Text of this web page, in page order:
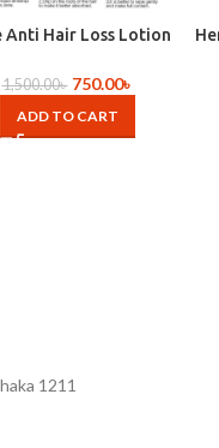
Anti Hair Loss Lotion
1,500.00৳ 750.00৳
ADD TO CART
1211